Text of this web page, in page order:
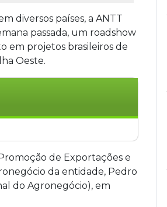
diversos países, a ANTT
passada, um roadshow
em projetos brasileiros de
Oeste.
para apresentar
a concessão da
outorga da ferrovia,
O projeto é visto como
o governador
de Exportações e
da entidade, Pedro
do Agronegócio), em